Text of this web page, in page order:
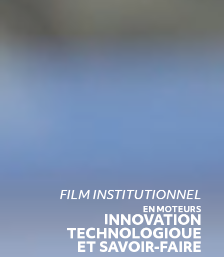
FILM INSTITUTIONNEL
EN MOTEURS
I NNOVATION
TECHNOLOGIOUE
ET SAVOIR-FAIR E